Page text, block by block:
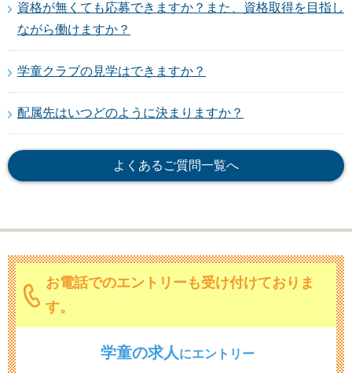
資格が無くても応募できますか？また、資格取得を目指し
ながら働けますか？
学童クラブの見学はできますか？
配属先はいつどのように決まりますか？
よくあるご質問一覧へ
お電話でのエントリーも受け付けておりま
す。
学童の求人 にエントリー